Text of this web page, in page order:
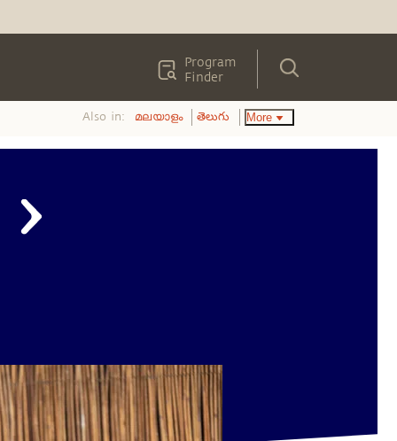
Program
Finder
Also in: മലയാളം తెలుగు More